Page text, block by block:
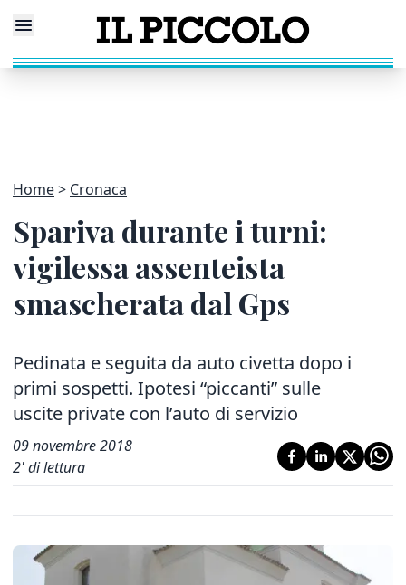
Home Cronaca
Spariva durante i turni:
vigilessa assenteista
smascherata dal Gps
Pedinata e seguita da auto civetta dopo i
primi sospetti. Ipotesi “piccanti” sulle
uscite private con l’auto di servizio
09 novembre 2018
2' di lettura